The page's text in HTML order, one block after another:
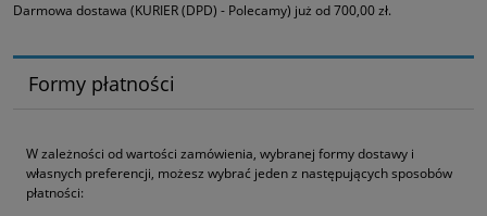
Darmowa dostawa (KURIER (DPD) - Polecamy) już od 700,00 zł.
Formy płatności
W zależności od wartości zamówienia, wybranej formy dostawy i
własnych preferencji, możesz wybrać jeden z następujących sposobów
płatności: